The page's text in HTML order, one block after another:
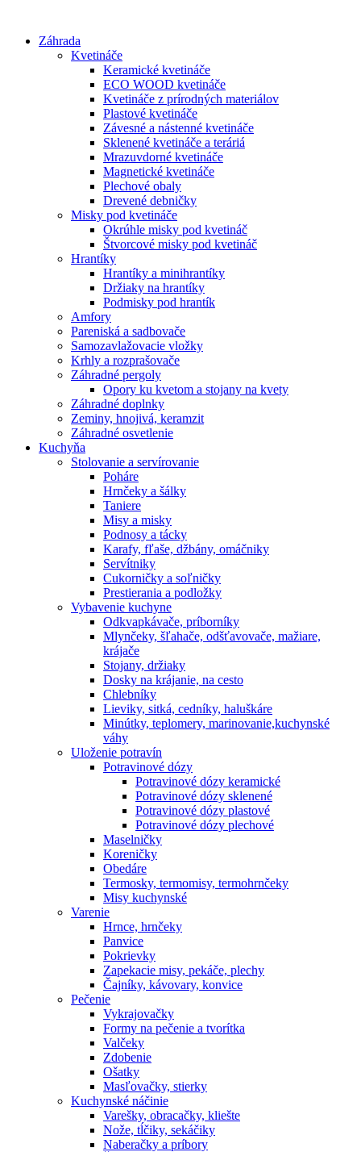
obsah
Záhrada
Kvetináče
Keramické kvetináče
ECO WOOD kvetináče
Kvetináče z prírodných materiálov
Plastové kvetináče
Závesné a nástenné kvetináče
Sklenené kvetináče a teráriá
Mrazuvdorné kvetináče
Magnetické kvetináče
Plechové obaly
Drevené debničky
Misky pod kvetináče
Okrúhle misky pod kvetináč
Štvorcové misky pod kvetináč
Hrantíky
Hrantíky a minihrantíky
Držiaky na hrantíky
Podmisky pod hrantík
Amfory
Pareniská a sadbovače
Samozavlažovacie vložky
Krhly a rozprašovače
Záhradné pergoly
Opory ku kvetom a stojany na kvety
Záhradné doplnky
Zeminy, hnojivá, keramzit
Záhradné osvetlenie
Kuchyňa
Stolovanie a servírovanie
Poháre
Hrnčeky a šálky
Taniere
Misy a misky
Podnosy a tácky
Karafy, fľaše, džbány, omáčniky
Servítniky
Cukorničky a soľničky
Prestierania a podložky
Vybavenie kuchyne
Odkvapkávače, príborníky
Mlynčeky, šľahače, odšťavovače, mažiare,
krájače
Stojany, držiaky
Dosky na krájanie, na cesto
Chlebníky
Lieviky, sitká, cedníky, haluškáre
Minútky, teplomery, marinovanie,kuchynské
váhy
Uloženie potravín
Potravinové dózy
Potravinové dózy keramické
Potravinové dózy sklenené
Potravinové dózy plastové
Potravinové dózy plechové
Maselničky
Koreničky
Obedáre
Termosky, termomisy, termohrnčeky
Misy kuchynské
Varenie
Hrnce, hrnčeky
Panvice
Pokrievky
Zapekacie misy, pekáče, plechy
Čajníky, kávovary, konvice
Pečenie
Vykrajovačky
Formy na pečenie a tvorítka
Valčeky
Zdobenie
Ošatky
Masľovačky, stierky
Kuchynské náčinie
Varešky, obracačky, kliešte
Nože, tĺčiky, sekáčiky
Naberačky a príbory